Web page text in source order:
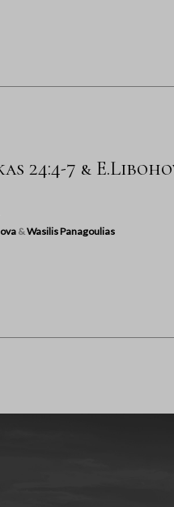
24:4-7 &
&Wasilis Panagoulias